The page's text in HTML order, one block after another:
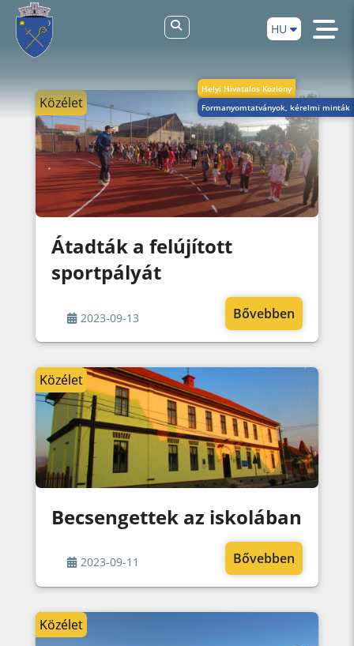
HU
Helyi Hivatalos Közlöny
Formanyomtatványok, kérelmi minták
Átadták a felújított
sportpályát
2023-09-13 Bővebben
Közélet
Becsengettek az iskolában
2023-09-11 Bővebben
Közélet
Közélet